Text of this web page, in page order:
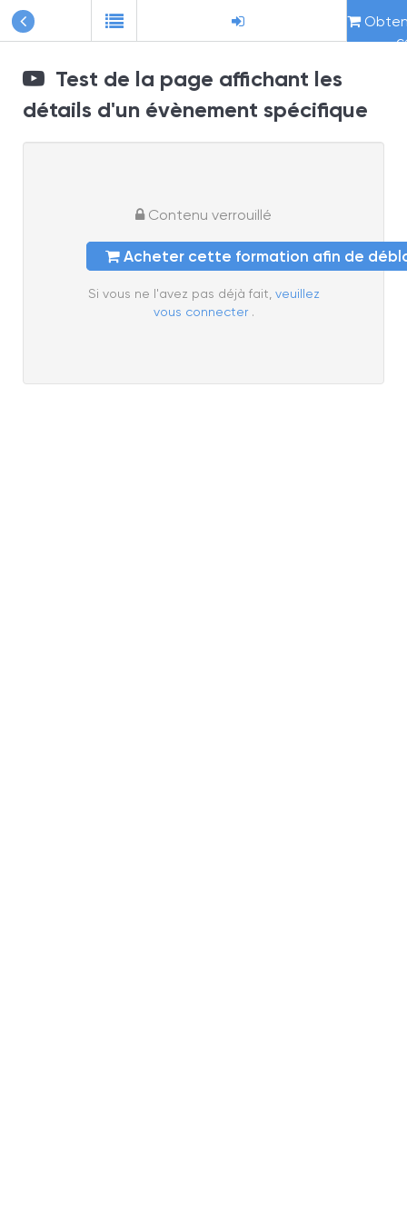
Test de la page affichant les
détails d'un évènement spécifique
Contenu verrouillé
Acheter cette formation afin de
Si vous ne l'avez pas déjà fait, veuillez
vous connecter .